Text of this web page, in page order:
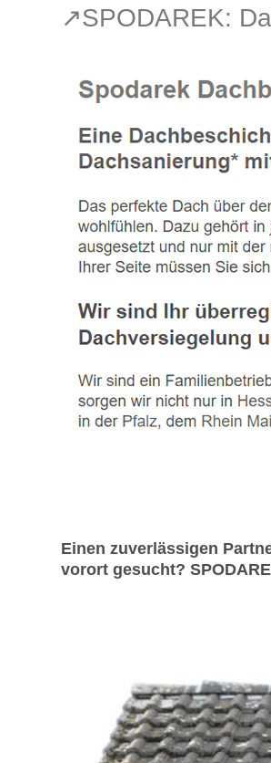
↗️SPODAREK:
Einen zuverlässigen
vorort gesucht?